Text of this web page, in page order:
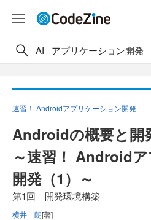
AI アプリケーション開発
速習！ Androidアプリケーション開発
Androidの概要と開
～速習！ Android
開発（1）～
第1回 開発環境構築
横井 朗[著]